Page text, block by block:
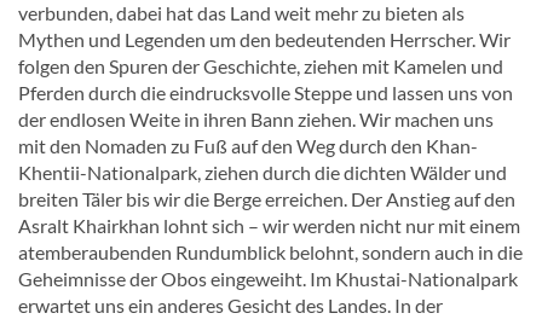
verbunden, dabei hat das Land weit mehr zu bieten als
Mythen und Legenden um den bedeutenden Herrscher. Wir
folgen den Spuren der Geschichte, ziehen mit Kamelen und
Pferden durch die eindrucksvolle Steppe und lassen uns von
der endlosen Weite in ihren Bann ziehen. Wir machen uns
mit den Nomaden zu Fuß auf den Weg durch den Khan-
Khentii-Nationalpark, ziehen durch die dichten Wälder und
breiten Täler bis wir die Berge erreichen. Der Anstieg auf den
Asralt Khairkhan lohnt sich – wir werden nicht nur mit einem
atemberaubenden Rundumblick belohnt, sondern auch in die
Geheimnisse der Obos eingeweiht. Im Khustai-Nationalpark
erwartet uns ein anderes Gesicht des Landes. In der